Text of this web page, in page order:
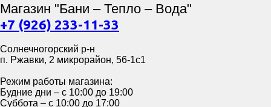
Магазин "Бани – Тепло – Вода"
+7 (926) 233-11-33
Солнечногорский р-н
п. Ржавки, 2 микрорайон, 56-1с1
Режим работы магазина:
Будние дни – с 10:00 до 19:00
Суббота – с 10:00 до 17:00